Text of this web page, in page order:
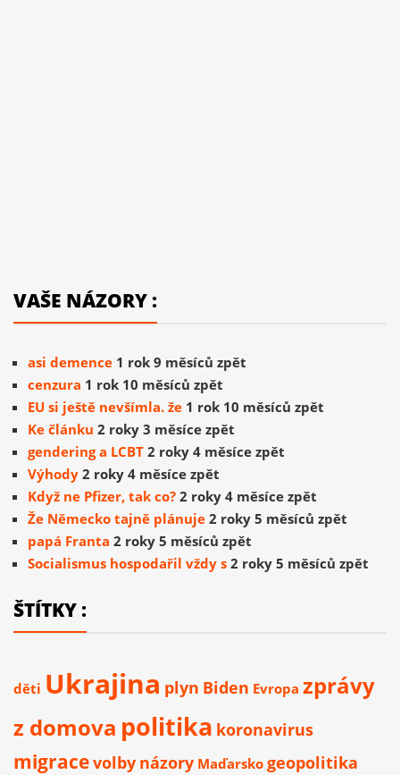
VAŠE NÁZORY :
asi demence 1 rok 9 měsíců zpět
cenzura 1 rok 10 měsíců zpět
EU si ještě nevšímla. že 1 rok 10 měsíců zpět
Ke článku 2 roky 3 měsíce zpět
gendering a LCBT 2 roky 4 měsíce zpět
Výhody 2 roky 4 měsíce zpět
Když ne Pfizer, tak co? 2 roky 4 měsíce zpět
Že Německo tajně plánuje 2 roky 5 měsíců zpět
papá Franta 2 roky 5 měsíců zpět
Socialismus hospodařil vždy s 2 roky 5 měsíců zpět
ŠTÍTKY :
děti Ukrajina plyn Biden Evropa zprávy
z domova politika koronavirus
migracevolby názory Maďarsko geopolitika